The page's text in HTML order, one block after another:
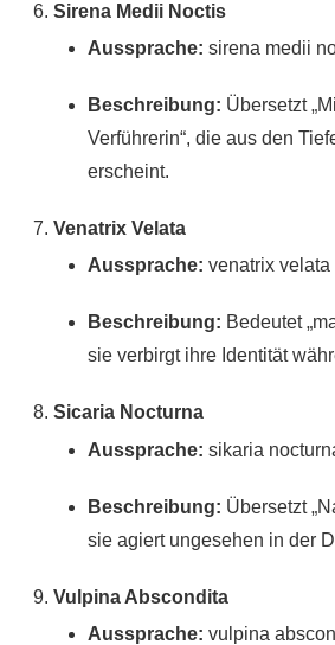
Sirena Medii Noctis
Aussprache: sirena medii
Beschreibung: Übersetzt
Verführerin“, die aus den
erscheint.
Venatrix Velata
Aussprache: venatrix velata
Beschreibung: Bedeutet
sie verbirgt ihre Identität
Sicaria Nocturna
Aussprache: sikaria
Beschreibung: Übersetzt
sie agiert ungesehen in der
Vulpina Abscondita
Aussprache: vulpina